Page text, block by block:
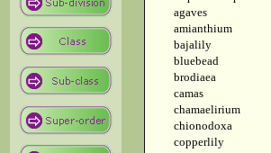
agaves
amianthium
bajalily
bluebead
brodiaea
camas
chamaelirium
chionodoxa
copperlily